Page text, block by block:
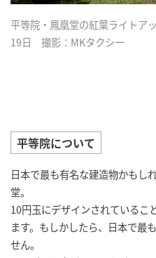
平等院・鳳凰堂の紅葉ライト
19日 撮影：MKタクシー
平等院について
日本で最も有名な建造物かもし
堂。
10円玉にデザインされているこ
ます。もしかしたら、日本で最
せん。